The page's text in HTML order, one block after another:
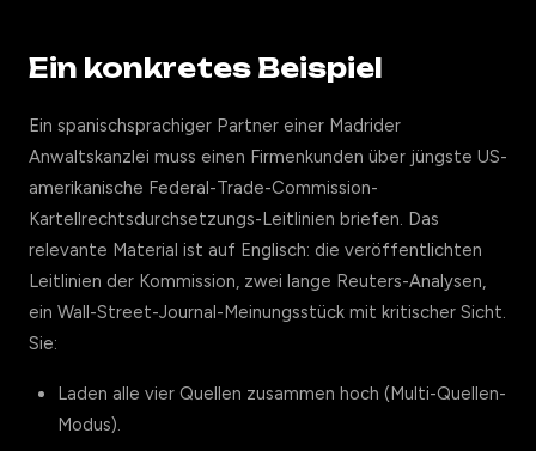
Ein konkretes Beispiel
Ein spanischsprachiger Partner einer Madrider
Anwaltskanzlei muss einen Firmenkunden über jüngste US-
amerikanische Federal-Trade-Commission-
Kartellrechtsdurchsetzungs-Leitlinien briefen. Das
relevante Material ist auf Englisch: die veröffentlichten
Leitlinien der Kommission, zwei lange Reuters-Analysen,
ein Wall-Street-Journal-Meinungsstück mit kritischer Sicht.
Sie:
Laden alle vier Quellen zusammen hoch (Multi-Quellen-
Modus).